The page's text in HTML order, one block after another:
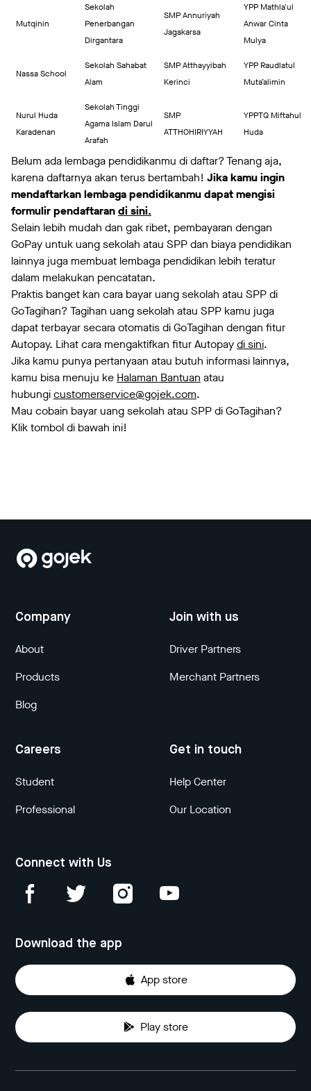
Mutqinin
Sekolah
Penerbangan
Dirgantara
SMP Annuriyah
Jagakarsa
YPP Mathla'ul
Anwar Cinta
Mulya
Nassa School
Sekolah Sahabat
Alam
SMP Atthayyibah
Kerinci
YPP Raudlatul
Muta’alimin
Nurul Huda
Karadenan
Sekolah Tinggi
Agama Islam Darul
Arafah
SMP
ATTHOHIRIYYAH
YPPTQ Miftahul
Huda
Belum ada lembaga pendidikanmu di daftar? Tenang aja,
karena daftarnya akan terus bertambah! Jika kamu ingin
mendaftarkan lembaga pendidikanmu dapat mengisi
formulir pendaftarandi sini.
Selain lebih mudah dan gak ribet, pembayaran dengan
GoPay untuk uang sekolah atau SPP dan biaya pendidikan
lainnya juga membuat lembaga pendidikan lebih teratur
dalam melakukan pencatatan.
Praktis banget kan cara bayar uang sekolah atau SPP di
GoTagihan? Tagihan uang sekolah atau SPP kamu juga
dapat terbayar secara otomatis di GoTagihan dengan fitur
Autopay. Lihat cara mengaktifkan fitur Autopaydi sini.
Jika kamu punya pertanyaan atau butuh informasi lainnya,
kamu bisa menuju ke Halaman Bantuan atau
hubungicustomerservice@gojek.com.
Mau cobain bayar uang sekolah atau SPP di GoTagihan?
Klik tombol di bawah ini!
Company
About
Products
Blog
Join with us
Driver Partners
Merchant Partners
Careers
Student
Professional
Get in touch
Help Center
Our Location
Connect with Us
Download the app
App store
Play store